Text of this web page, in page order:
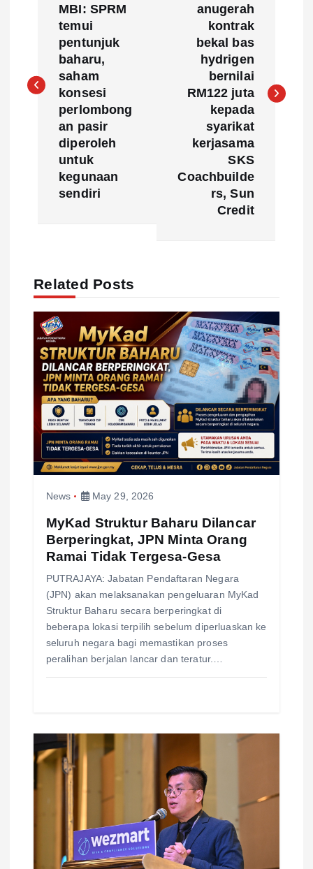
n
n
MBI: SPRM
temui
pentunjuk
baharu,
saham
konsesi
perlombong
an pasir
diperoleh
untuk
kegunaan
sendiri
anugerah
kontrak
bekal bas
hydrigen
bernilai
RM122 juta
kepada
syarikat
kerjasama
SKS
Coachbuilde
rs, Sun
Credit
Related Posts
News May 29, 2026
MyKad Struktur Baharu Dilancar
Berperingkat, JPN Minta Orang
Ramai Tidak Tergesa-Gesa
PUTRAJAYA: Jabatan Pendaftaran Negara
(JPN) akan melaksanakan pengeluaran MyKad
Struktur Baharu secara berperingkat di
beberapa lokasi terpilih sebelum diperluaskan ke
seluruh negara bagi memastikan proses
peralihan berjalan lancar dan teratur.…